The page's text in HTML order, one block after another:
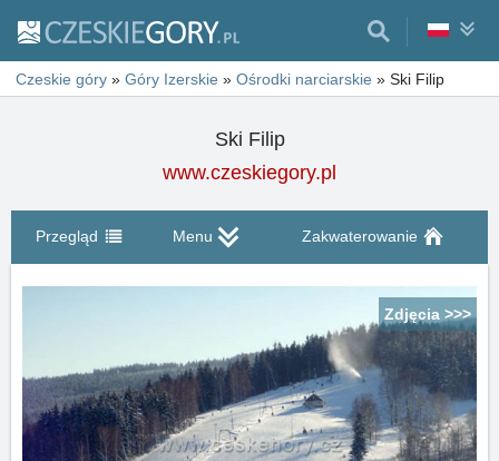
Czeskie góry » Góry Izerskie » Ośrodki narciarskie » Ski Filip
Ski Filip
www.czeskiegory.pl
Przegląd Menu Zakwaterowanie
Zdjęcia >>>